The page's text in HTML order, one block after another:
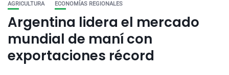
AGRICULTURA ECONOMÍAS REGIONALES
Argentina lidera el mercado
mundial de maní con
exportaciones récord